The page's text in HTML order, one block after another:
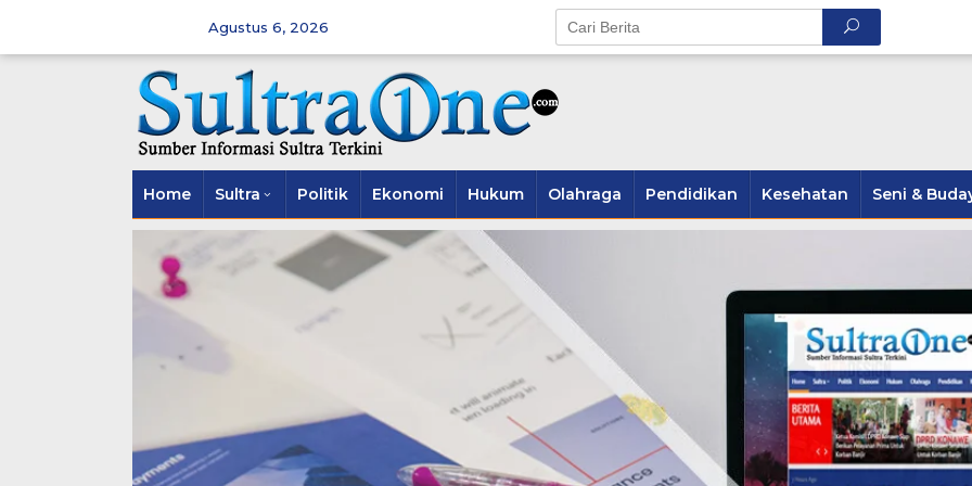
Agustus 6, 2026
Home Sultra Politik Ekonomi Hukum Olahraga Pendidikan Kesehatan Seni &